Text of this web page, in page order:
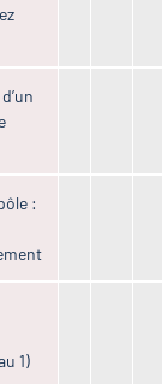
:
1)